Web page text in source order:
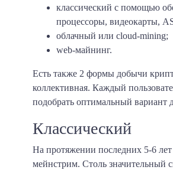
классический с помощью
процессоры, видеокарты,
облачный или cloud-mining;
web-майнинг.
Есть также 2 формы добычи
коллективная. Каждый
подобрать оптимальный вариант
Классический
На протяжении последних 5-6
мейнстрим. Столь значительный